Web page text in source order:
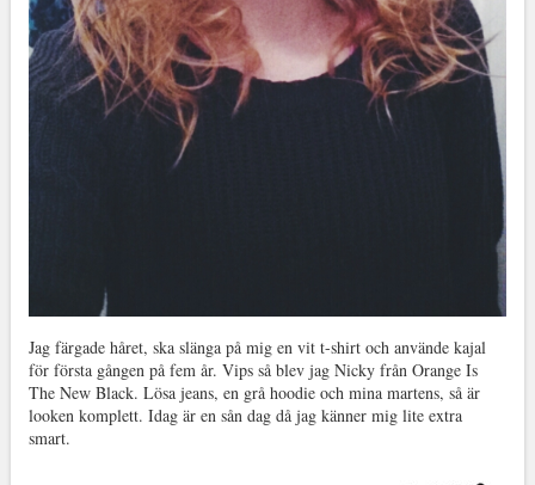
Jag färgade håret, ska slänga på mig en vit t-shirt och använde kajal
för första gången på fem år. Vips så blev jag Nicky från Orange Is
The New Black. Lösa jeans, en grå hoodie och mina martens, så är
looken komplett. Idag är en sån dag då jag känner mig lite extra
smart.